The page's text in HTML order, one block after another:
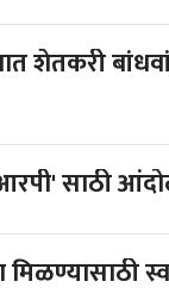
साठी